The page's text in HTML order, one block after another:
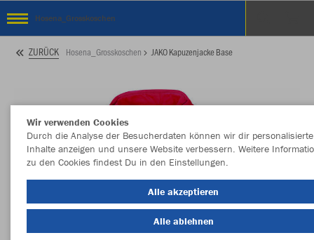
Hosena_Grosskoschen
ZURÜCK Hosena_Grosskoschen JAKO Kapuzenjacke Base
Wir verwenden Cookies
Durch die Analyse der Besucherdaten können wir dir personalisierte
Inhalte anzeigen und unsere Website verbessern. Weitere
zu den Cookies findest Du in den Einstellungen.
Alle akzeptieren
Alle ablehnen